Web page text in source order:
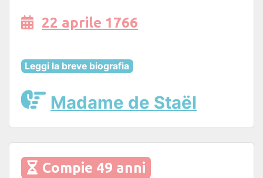
22 aprile 1766
Leggi la breve biografia
Madame de Staël
Compie 49 anni